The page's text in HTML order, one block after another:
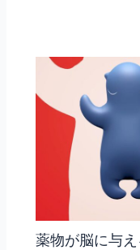
薬物が脳に与